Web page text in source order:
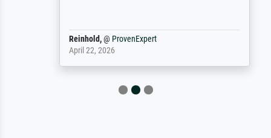
Reinhold,@ProvenExpert
April 22, 2026